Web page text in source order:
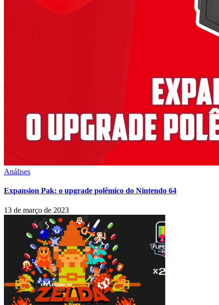
Análises
Expansion Pak: o upgrade polêmico do Nintendo 64
13 de março de 2023